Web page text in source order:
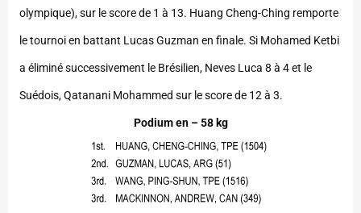
olympique), sur le score de 1 à 13. Huang Cheng-Ching remporte
le tournoi en battant Lucas Guzman en finale. Si Mohamed Ketbi
a éliminé successivement le Brésilien, Neves Luca 8 à 4 et le
Suédois, Qatanani Mohammed sur le score de 12 à 3.
Podium en – 58 kg